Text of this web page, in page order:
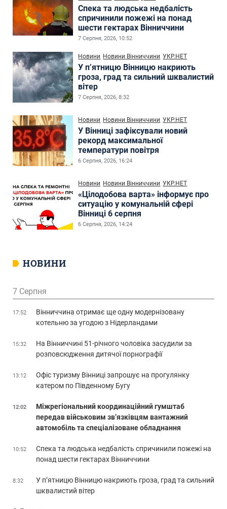
Спека та людська недбалість
спричинили пожежі на понад
шести гектарах Вінниччини
7 Серпня, 2026, 10:52
Новини Новини Вінниччини УКР.НЕТ
У п’ятницю Вінницю накриють
гроза, град та сильний шквалистий
вітер
7 Серпня, 2026, 8:32
Новини Новини Вінниччини УКР.НЕТ
У Вінниці зафіксували новий
рекорд максимальної
температури повітря
6 Серпня, 2026, 16:24
Новини Новини Вінниччини УКР.НЕТ
«Цілодобова варта» інформує про
ситуацію у комунальній сфері
Вінниці 6 серпня
6 Серпня, 2026, 14:24
НОВИНИ
7 Серпня
17:52
Вінниччина отримає ще одну модернізовану
котельню за угодою з Нідерландами
15:32
На Вінниччині 51-річного чоловіка засудили за
розповсюдження дитячої порнографії
13:12
Офіс туризму Вінниці запрошує на прогулянку
катером по Південному Бугу
12:02
Міжрегіональний координаційний гумштаб
передав військовим зв’язківцям вантажний
автомобіль та спеціалізоване обладнання
10:52
Спека та людська недбалість спричинили пожежі на
понад шести гектарах Вінниччини
8:32
У п’ятницю Вінницю накриють гроза, град та сильний
шквалистий вітер